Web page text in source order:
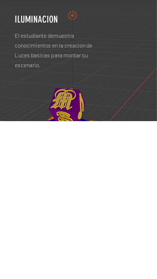
ILUMINACION
El estudiante demuestra
conocimientos en la creacion de
Luces basicas para montar su
escenario.